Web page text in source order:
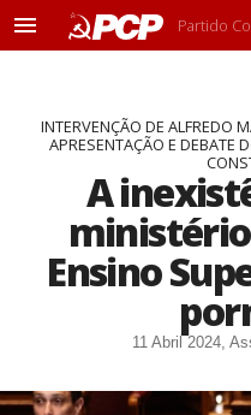
M
Partido
INTERVENÇÃO DE ALFREDO
APRESENTAÇÃO E DEBATE
A
Ensino
11 Abril 2024,